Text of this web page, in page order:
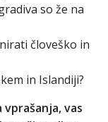
so že na
človeško in
in Islandiji?
vas